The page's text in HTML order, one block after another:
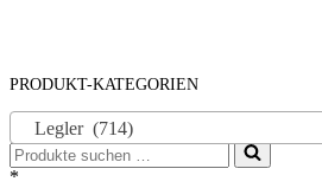
PRODUKT-KATEGORIEN
Legler (714)
Suchen
nach …
*